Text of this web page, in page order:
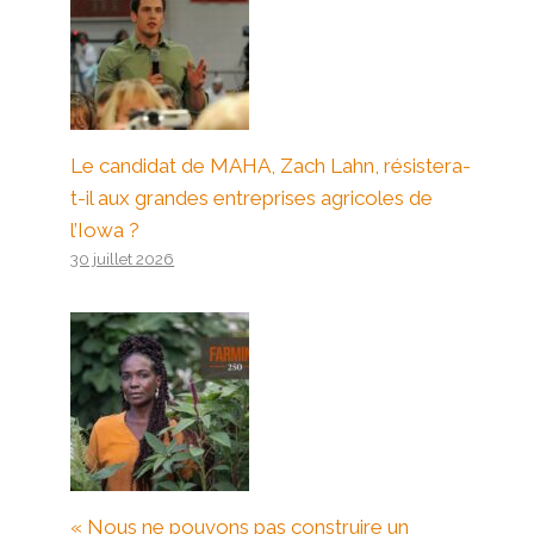
Le candidat de MAHA, Zach Lahn, résistera-
t-il aux grandes entreprises agricoles de
l’Iowa ?
30 juillet 2026
« Nous ne pouvons pas construire un